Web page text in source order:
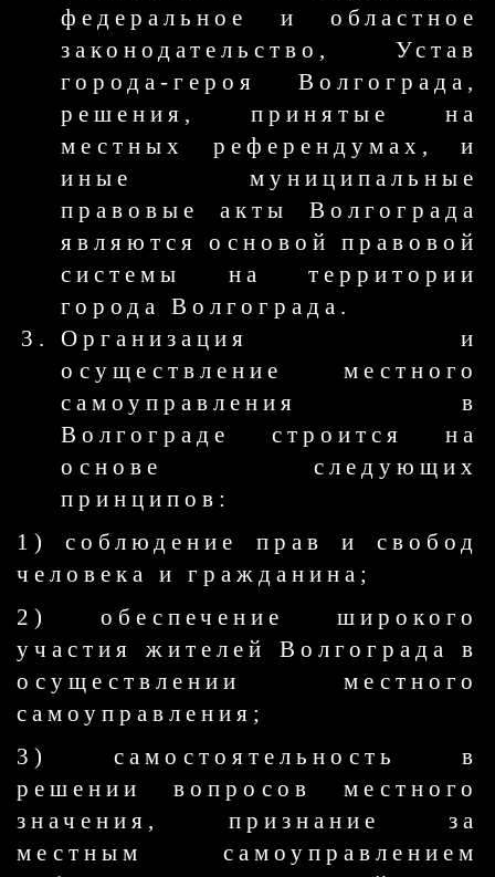
федеральное и областное
законодательство, Устав
города-героя Волгограда,
решения, принятые на
местных референдумах, и
иные муниципальные
правовые акты Волгограда
являются основой правовой
системы на территории
города Волгограда.
Организация и
осуществление местного
самоуправления в
Волгограде строится на
основе следующих
принципов:
1) соблюдение прав и свобод
человека и гражданина;
2) обеспечение широкого
участия жителей Волгограда в
осуществлении местного
самоуправления;
3) самостоятельность в
решении вопросов местного
значения, признание за
местным самоуправлением